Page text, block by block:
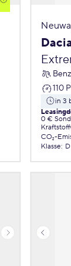
110
in 3
0 €
CO₂-
Klasse: D